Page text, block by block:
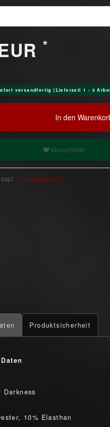
*
versandfertig (Lieferzeit 1 - 3
In den
Wunschliste
Versandkosten
Produktsicherheit
Darkness
10% Elasthan